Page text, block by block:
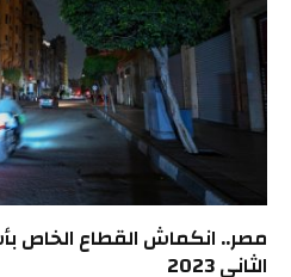
مصر.. انكماش القطاع الخاص
الثاني 2023